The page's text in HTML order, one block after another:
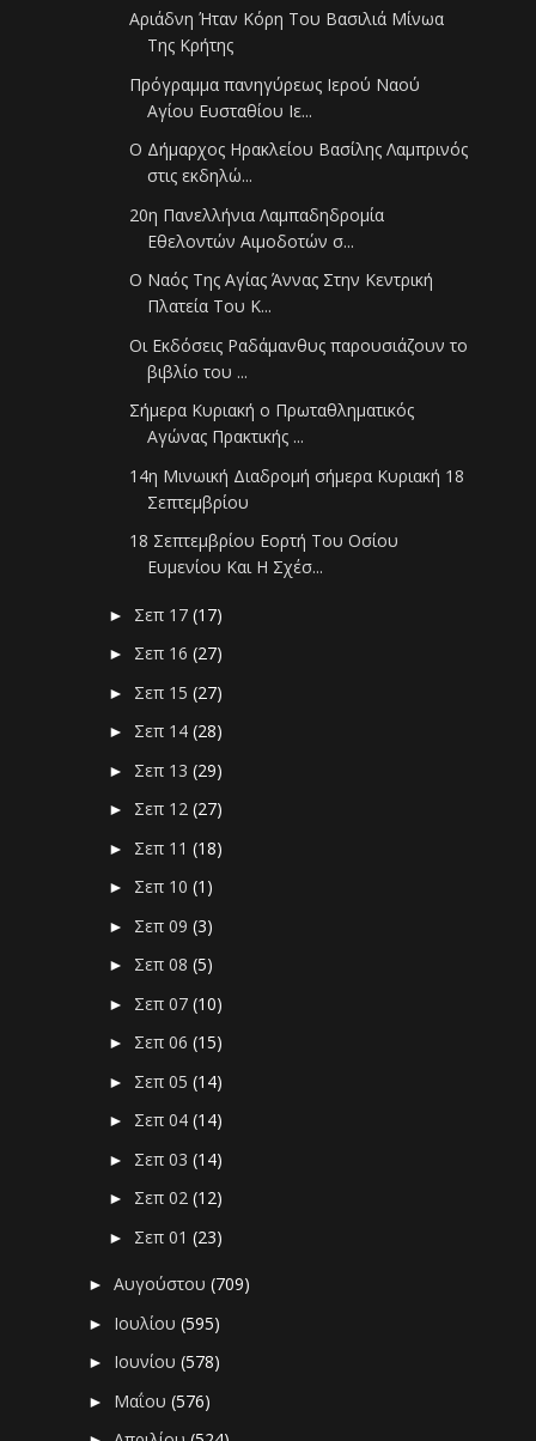
Αριάδνη Ήταν Κόρη Του Βασιλιά Μίνωα
Της Κρήτης
Πρόγραμμα πανηγύρεως Ιερού Ναού
Αγίου Ευσταθίου Ιε...
Ο Δήμαρχος Ηρακλείου Βασίλης Λαμπρινός
στις εκδηλώ...
20η Πανελλήνια Λαμπαδηδρομία
Εθελοντών Αιμοδοτών σ...
Ο Ναός Της Αγίας Άννας Στην Κεντρική
Πλατεία Του Κ...
Οι Εκδόσεις Ραδάμανθυς παρουσιάζουν το
βιβλίο του ...
Σήμερα Κυριακή ο Πρωταθληματικός
Αγώνας Πρακτικής ...
14η Μινωική Διαδρομή σήμερα Κυριακή 18
Σεπτεμβρίου
18 Σεπτεμβρίου Εορτή Του Οσίου
Ευμενίου Και Η Σχέσ...
► Σεπ 17(17)
► Σεπ 16(27)
► Σεπ 15(27)
► Σεπ 14(28)
► Σεπ 13(29)
► Σεπ 12(27)
► Σεπ 11(18)
► Σεπ 10(1)
► Σεπ 09(3)
► Σεπ 08(5)
► Σεπ 07(10)
► Σεπ 06(15)
► Σεπ 05(14)
► Σεπ 04(14)
► Σεπ 03(14)
► Σεπ 02(12)
► Σεπ 01(23)
►Αυγούστου(709)
► Ιουλίου(595)
► Ιουνίου(578)
► Μαΐου(576)